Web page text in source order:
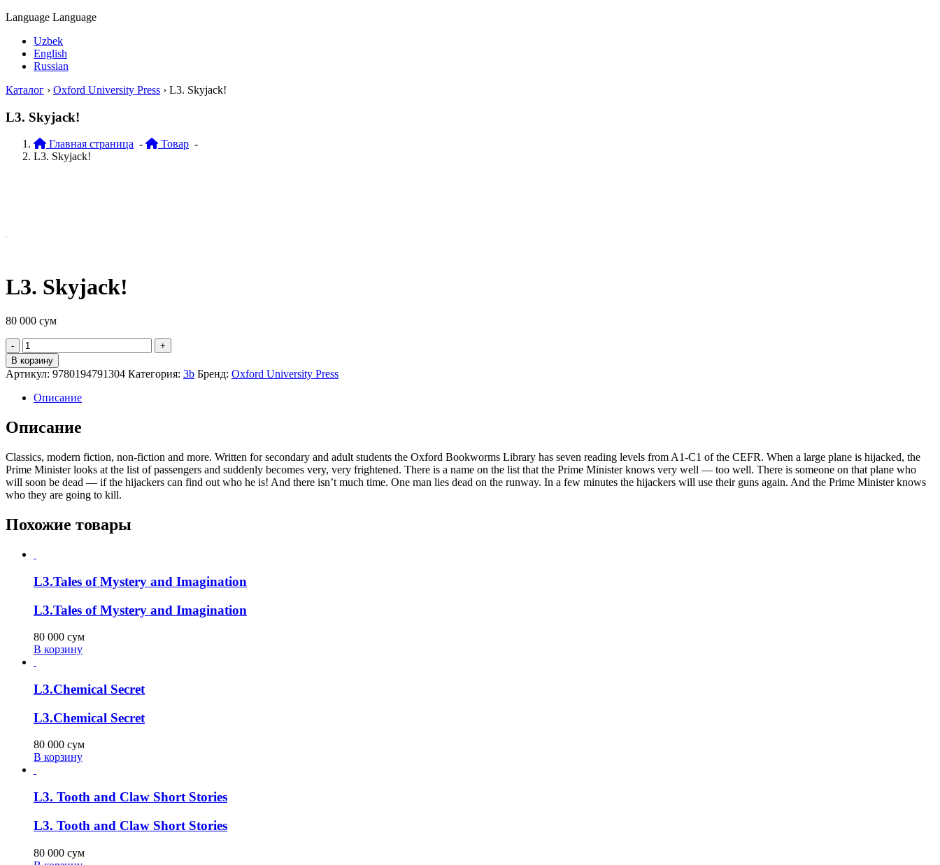
Language Language
Uzbek
English
Russian
Каталог › Oxford University Press › L3. Skyjack!
L3. Skyjack!
Главная страница - Товар -
L3. Skyjack!
L3. Skyjack!
80 000 сум
Quantity
В корзину
Артикул: 9780194791304 Категория: 3b Бренд: Oxford University Press
Описание
Описание
Classics, modern fiction, non-fiction and more. Written for secondary and adult students the Oxford Bookworms Library has seven reading levels from A1-C1 of the CEFR. When a large plane is hijacked, the
Prime Minister looks at the list of passengers and suddenly becomes very, very frightened. There is a name on the list that the Prime Minister knows very well — too well. There is someone on that plane who
will soon be dead — if the hijackers can find out who he is! And there isn’t much time. One man lies dead on the runway. In a few minutes the hijackers will use their guns again. And the Prime Minister knows
who they are going to kill.
Похожие товары
L3.Tales of Mystery and Imagination
L3.Tales of Mystery and Imagination
80 000 сум
В корзину
L3.Chemical Secret
L3.Chemical Secret
80 000 сум
В корзину
L3. Tooth and Claw Short Stories
L3. Tooth and Claw Short Stories
80 000 сум